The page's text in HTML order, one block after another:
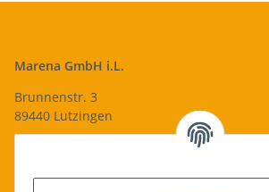
Marena GmbH i.L.
Brunnenstr. 3
89440 Lutzingen